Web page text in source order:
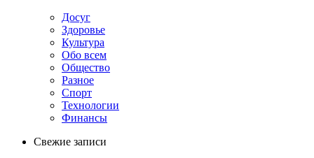
Досуг
Здоровье
Культура
Обо всем
Общество
Разное
Спорт
Технологии
Финансы
Свежие записи